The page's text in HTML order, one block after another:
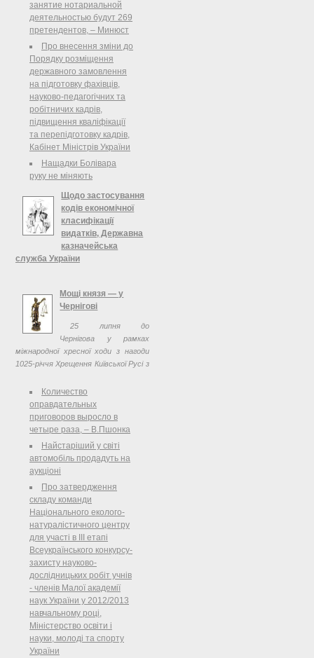
юстиции обнародовал официальное
сообщение о создании Временной
специальной комиссии по проверке
(далее - ВСК).
занятие нотариальной
деятельностью будут 269
претендентов, – Минюст
Про внесення зміни до
Порядку розміщення
державного замовлення
на підготовку фахівців,
науково-педагогічних та
робітничих кадрів,
підвищення кваліфікації
та перепідготовку кадрів,
Кабінет Міністрів України
Нащадки Болівара
руку не міняють
Щодо застосування
кодів економічної
класифікації
видатків, Державна
казначейська
служба України
України розглянула лист <...> щодо
застосування кодів економічної
класифікації видатків( v0011201-11 )
і в межах компетенції повідомляє.
Мощі князя — у
Чернігові
25 липня до
Чернігова у рамках
міжнародної хресної ходи з нагоди
1025-річчя Хрещення Київської Русі з
Кремля прибули мощі святого
рівноапостольного князя
Володимира. ...
Количество
оправдательных
приговоров выросло в
четыре раза, – В.Пшонка
Найстаріший у світі
автомобіль продадуть на
аукціоні
Про затвердження
складу команди
Національного еколого-
натуралістичного центру
для участі в III етапі
Всеукраїнського конкурсу-
захисту науково-
дослідницьких робіт учнів
- членів Малої академії
наук України у 2012/2013
навчальному році,
Міністерство освіти і
науки, молоді та спорту
України